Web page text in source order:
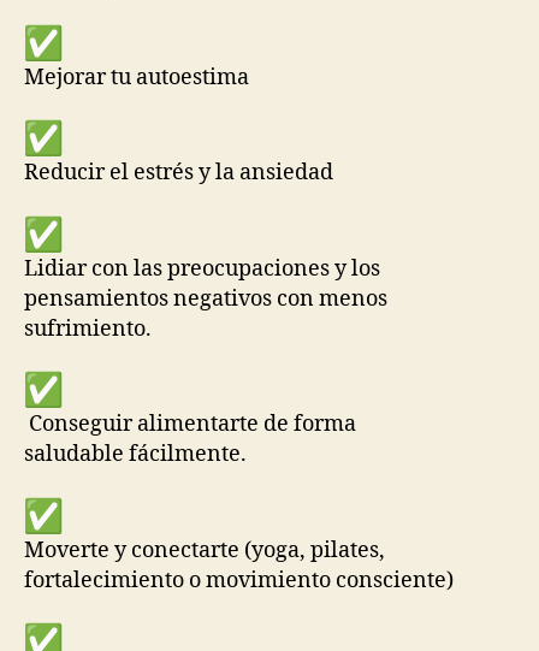
Mejorar tu autoestima
Reducir el estrés y la ansiedad
Lidiar con las preocupaciones y los
pensamientos negativos con menos
sufrimiento.
Conseguir alimentarte de forma
saludable fácilmente.
Moverte y conectarte (yoga, pilates,
fortalecimiento o movimiento consciente)